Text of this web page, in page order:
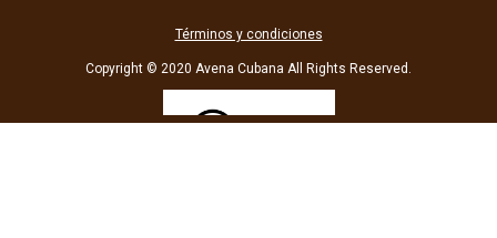
Términos y condiciones
Copyright © 2020 Avena Cubana All Rights Reserved.